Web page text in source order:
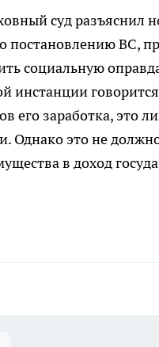
суд разъяснил
постановлению ВС,
социальную
инстанции
его заработка, это
Однако это не
в доход